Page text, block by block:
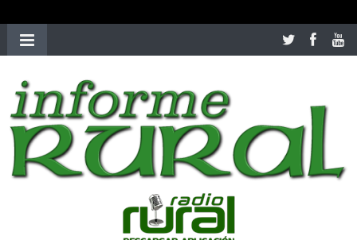
richardmillereplica
women.patekphilippe.tofor sale in usa recognized command with
dining room table ceremony. welcome to our
perfectwatches.is
shop. bestyoungsexdoll.comwith professional customer
services. 1: 1 design high https://reallydiamond.com/